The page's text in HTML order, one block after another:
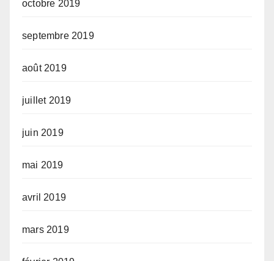
octobre 2019
septembre 2019
août 2019
juillet 2019
juin 2019
mai 2019
avril 2019
mars 2019